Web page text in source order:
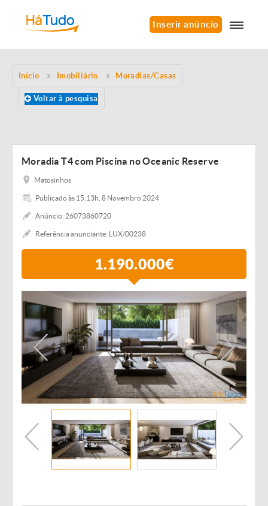
Inserir anúncio
Início Imobiliário Moradias/Casas
Voltar à pesquisa
Moradia T4 com Piscina no Oceanic Reserve
Matosinhos
Publicado às 15:13h, 8 Novembro 2024
Anúncio: 26073860720
Referência anunciante: LUX/00238
1.190.000€